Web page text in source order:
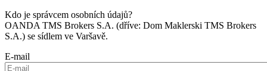
Kdo je správcem osobních údajů?
OANDA TMS Brokers S.A. (dříve: Dom Maklerski TMS Brokers
S.A.) se sídlem ve Varšavě.
E-mail